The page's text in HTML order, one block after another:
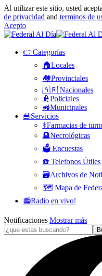
Al utilizar este sitio, usted
de privacidad and terminos de
Acepto
👉Categorías
🏠Locales
🏘️Provinciales
🇦🇷 Nacionales
👮Policiales
🚜Municipales
🧰Servicios
⚕️Farmacias de
🪦Necrológicas
🗳️ Encuestas
☎️ Telefonos Útiles
🗃️Archivos de
🗺️ Mapa de
📻Radio en vivo!
Notificaciones Mostrar más